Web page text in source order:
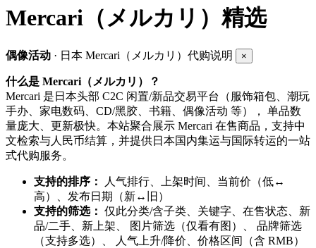
Mercari（メルカリ）精选
偶像活动 · 日本 Mercari（メルカリ）代购说明 ×
什么是 Mercari（メルカリ）？
Mercari 是日本头部 C2C 闲置/新品交易平台（服饰箱包、潮玩
手办、家电数码、CD/黑胶、书籍、偶像活动 等）， 单品数
量庞大、更新极快。本站聚合展示 Mercari 在售商品，支持中
文检索与人民币结算，并提供日本国内集运与国际转运的一站
式代购服务。
支持的排序：
人气排行、上架时间、当前价（低↔
高）、发布日期（新↔旧）
支持的筛选： 仅此分类/含子类、关键字、在售状态、新
品/二手、 新上架 图片筛选（仅看有图）
品牌筛选
（支持多选）
、 人气上升/降价、价格区间（含 RMB）